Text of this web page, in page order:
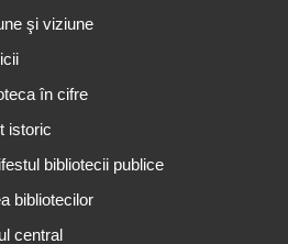
şi viziune
în cifre
istoric
bibliotecii publice
bibliotecilor
central